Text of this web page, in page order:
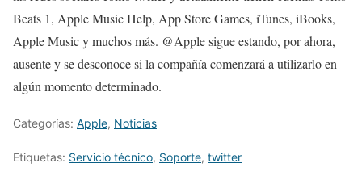
Beats 1, Apple Music Help, App Store Games, iTunes, iBooks,
Apple Music y muchos más. @Apple sigue estando, por ahora,
ausente y se desconoce si la compañía comenzará a utilizarlo en
algún momento determinado.
Categorías: Apple, Noticias
Etiquetas: Servicio técnico, Soporte, twitter